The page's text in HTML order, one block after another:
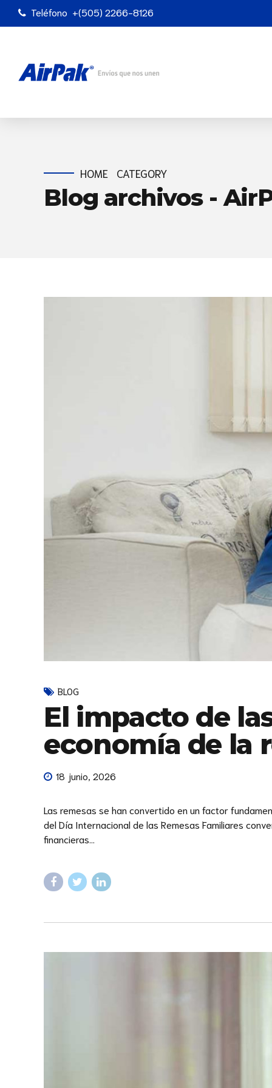
Teléfono +(505) 2266-8126
HOME CATEGORY
Blog archivos -
BLOG
El impacto de
economía de la
18 junio, 2026
Las remesas se han convertido en un factor
del Día Internacional de las Remesas Familiares
financieras...